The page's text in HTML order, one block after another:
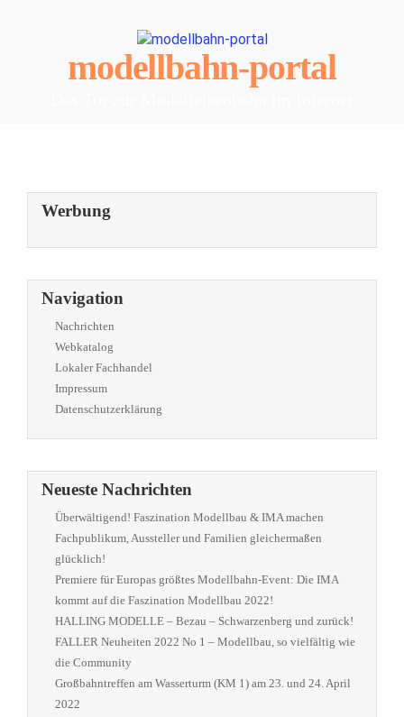
modellbahn-portal
Werbung
Navigation
Nachrichten
Webkatalog
Lokaler Fachhandel
Impressum
Datenschutzerklärung
Neueste Nachrichten
Überwältigend! Faszination Modellbau & IMA machen
Fachpublikum, Aussteller und Familien gleichermaßen
glücklich!
Premiere für Europas größtes Modellbahn-Event: Die IMA
kommt auf die Faszination Modellbau 2022!
HALLING MODELLE – Bezau – Schwarzenberg und zurück!
FALLER Neuheiten 2022 No 1 – Modellbau, so vielfältig wie
die Community
Großbahntreffen am Wasserturm (KM 1) am 23. und 24. April
2022